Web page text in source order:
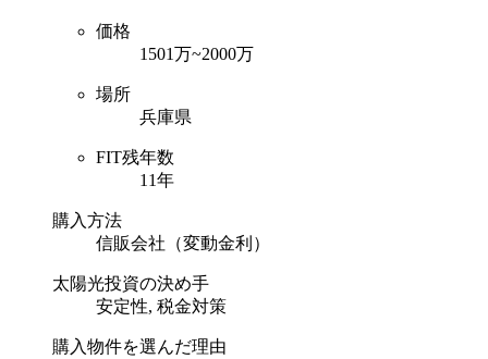
価格
1501万~2000万
場所
兵庫県
FIT残年数
11年
購入方法
信販会社（変動金利）
太陽光投資の決め手
安定性, 税金対策
購入物件を選んだ理由